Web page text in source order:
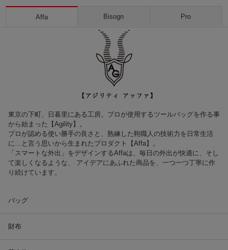
Affa Bisogn Pro
東京の下町、日暮里にある工房。プロが使用するツールバッグを作る事
から始まった【Agility】。
プロが認める使い勝手の良さと、熟練した鞄職人の技術力を日常生活
に…と言う思いから生まれたプロダクト【Affa】。
「スマートな外出」をデザインするAffaは、毎日の外出が快適に、そし
て楽しくなるような、 アイデアにあふれた商品を、一つ一つ丁寧に作
り続けています。
バッグ
財布